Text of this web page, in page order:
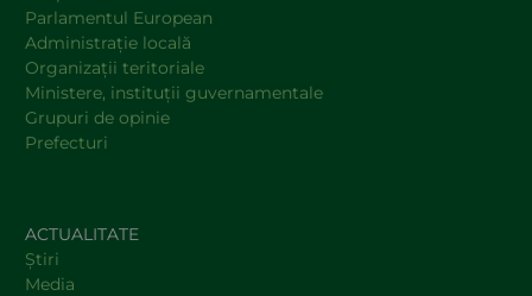
Parlamentul European
Administraţie locală
Organizaţii teritoriale
Ministere, instituţii guvernamentale
Grupuri de opinie
Prefecturi
ACTUALITATE
Știri
Media